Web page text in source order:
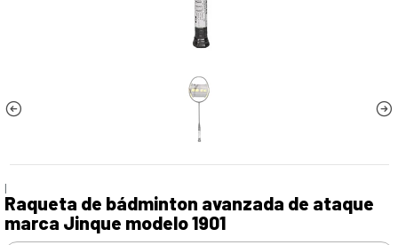
|
Raqueta de bádminton avanzada de ataque
marca Jinque modelo 1901